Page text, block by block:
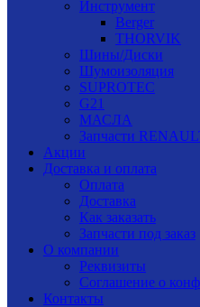
Инструмент
Berger
THORVIK
Шины/Диски
Шумоизоляция
SUPROTEC
G21
МАСЛА
Запчасти
Акции
Доставка и оплата
Оплата
Доставка
Как заказать
Запчасти под заказ
О компании
Реквизиты
Соглашение о
Контакты